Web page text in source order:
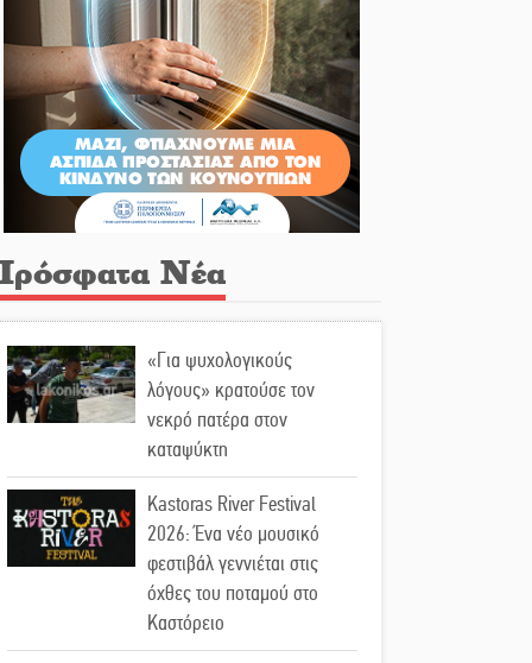
Νέα
«Για ψυχολογικούς
λόγους» κρατούσε τον
νεκρό πατέρα στον
καταψύκτη
Kastoras River Festival
2026: Ένα νέο μουσικό
φεστιβάλ γεννιέται στις
όχθες του ποταμού στο
Καστόρειο